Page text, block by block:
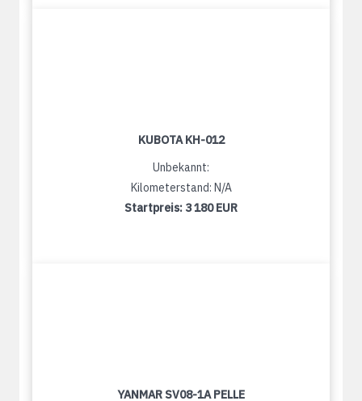
KUBOTA KH-012
Unbekannt:
Kilometerstand: N/A
Startpreis: 3 180 EUR
YANMAR SV08-1A PELLE